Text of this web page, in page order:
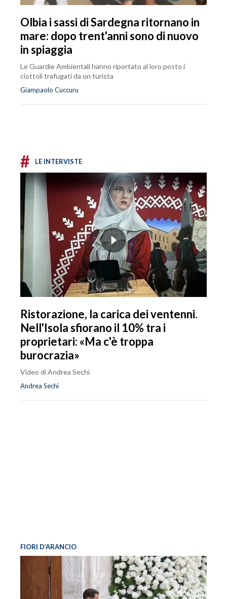
Olbia i sassi di Sardegna ritornano in
mare: dopo trent'anni sono di nuovo
in spiaggia
Le Guardie Ambientali hanno riportato al loro posto i
ciottoli trafugati da un turista
Giampaolo Cuccuru
# LE INTERVISTE
Ristorazione, la carica dei ventenni.
Nell'Isola sfiorano il 10% tra i
proprietari: «Ma c'è troppa
burocrazia»
Video di Andrea Sechi
Andrea Sechi
FIORI D’ARANCIO